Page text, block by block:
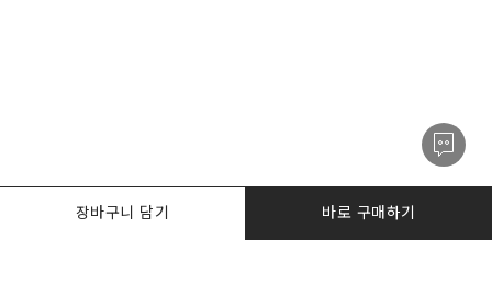
장바구니 담기 바로 구매하기